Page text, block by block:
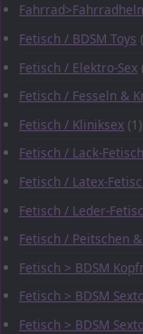
Fetisch / BDSM Toys
Fetisch / Elektro-Sex
Fetisch / Fesseln &
Fetisch / Kliniksex (1)
Fetisch / Lack-Fetisch
Fetisch / Latex-
Fetisch / Leder-
Fetisch / Peitschen
Fetisch > BDSM
Fetisch > BDSM
Fetisch > BDSM